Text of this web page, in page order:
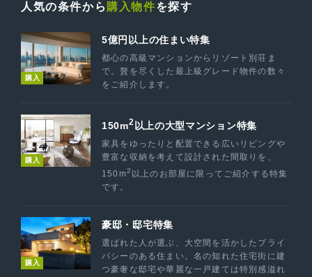
人気の条件から 購入物件を探す
購入
5億円以上の住まい特集
都心の高級マンションからリゾート別荘ま
で。贅を尽くした最上級グレード物件の数々
をご紹介します。
購入
150m2 以上の大型マンション特集
家具をゆったりと配置できる広いリビングや
豊富な収納を考えて設計された間取りを、
150m2 以上のお部屋に限ってご紹介する特集
です。
購入
豪邸・邸宅特集
選ばれた人が選ぶ、大空間を活かしたプライ
バシーのある住まい。名の知れた住宅街に建
つ豪奢な邸宅や華麗な一戸建ては特別感溢れ